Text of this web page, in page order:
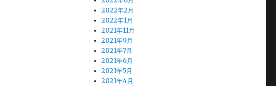
2022年2月
2022年1月
2021年11月
2021年9月
2021年7月
2021年6月
2021年5月
2021年4月